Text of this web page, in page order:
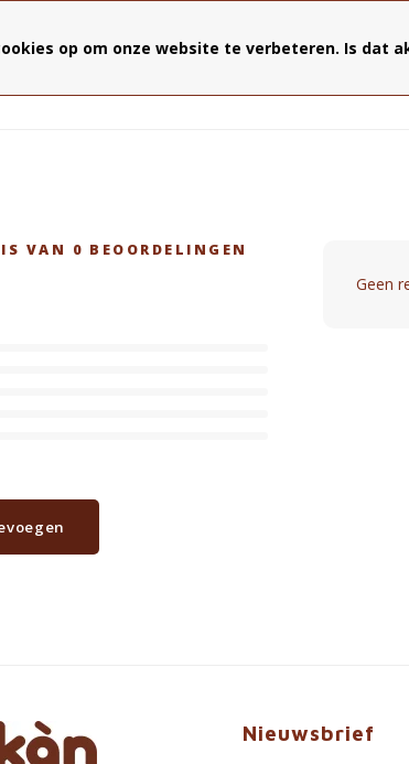
VAN 0 BEOORDELINGEN
Geen
Nieuwsbrief
op om onze website te verbeteren. Is dat